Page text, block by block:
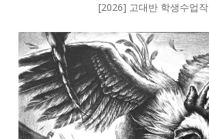
[2026] 고대반 학생수업작